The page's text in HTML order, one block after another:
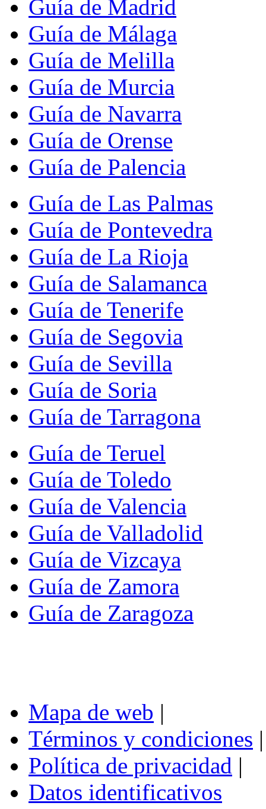
Guía de Madrid
Guía de Málaga
Guía de Melilla
Guía de Murcia
Guía de Navarra
Guía de Orense
Guía de Palencia
Guía de Las Palmas
Guía de Pontevedra
Guía de La Rioja
Guía de Salamanca
Guía de Tenerife
Guía de Segovia
Guía de Sevilla
Guía de Soria
Guía de Tarragona
Guía de Teruel
Guía de Toledo
Guía de Valencia
Guía de Valladolid
Guía de Vizcaya
Guía de Zamora
Guía de Zaragoza
Mapa de web |
Términos y condiciones |
Política de privacidad |
Datos identificativos